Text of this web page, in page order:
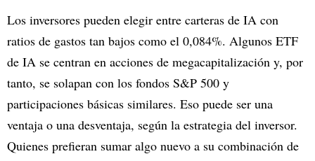
Los inversores pueden elegir entre carteras de IA con
ratios de gastos tan bajos como el 0,084%. Algunos ETF
de IA se centran en acciones de megacapitalización y, por
tanto, se solapan con los fondos S&P 500 y
participaciones básicas similares. Eso puede ser una
ventaja o una desventaja, según la estrategia del inversor.
Quienes prefieran sumar algo nuevo a su combinación de